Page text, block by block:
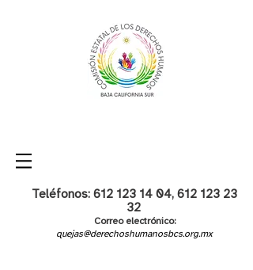
Teléfonos: 612 123 14 04, 612 123 23
32
Correo electrónico:
quejas@derechoshumanosbcs.org.mx